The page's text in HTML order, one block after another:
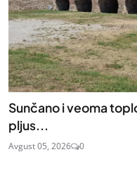
Sunčano i veoma
pljus...
Avgust 05, 2026 0